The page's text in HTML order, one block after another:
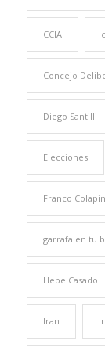
CCIA
Concejo
Diego Santilli
Elecciones
Franco
garrafa en tu
Hebe Casado
Iran